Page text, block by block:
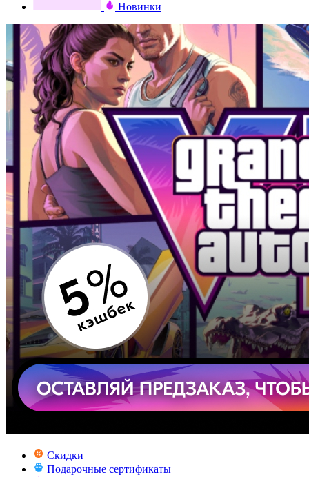
Новинки
Скидки
Подарочные сертификаты